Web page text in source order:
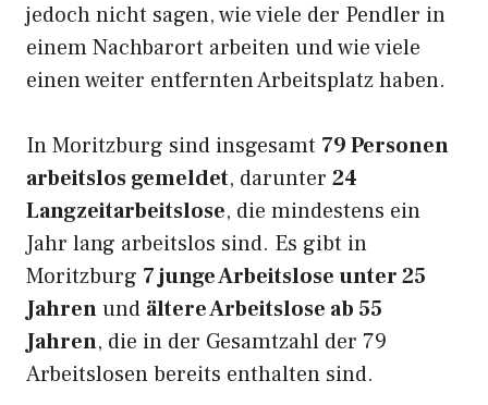
jedoch nicht sagen, wie viele der Pendler in
einem Nachbarort arbeiten und wie viele
einen weiter entfernten Arbeitsplatz haben.
In Moritzburg sind insgesamt 79 Personen
arbeitslos gemeldet, darunter 24
Langzeitarbeitslose, die mindestens ein
Jahr lang arbeitslos sind. Es gibt in
Moritzburg 7 junge Arbeitslose unter 25
Jahrenund ältere Arbeitslose ab 55
Jahren, die in der Gesamtzahl der 79
Arbeitslosen bereits enthalten sind.